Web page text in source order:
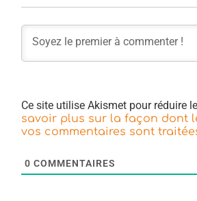
Ce site utilise Akismet pour réduire
savoir plus sur la façon dont
vos commentaires sont
0 COMMENTAIRES